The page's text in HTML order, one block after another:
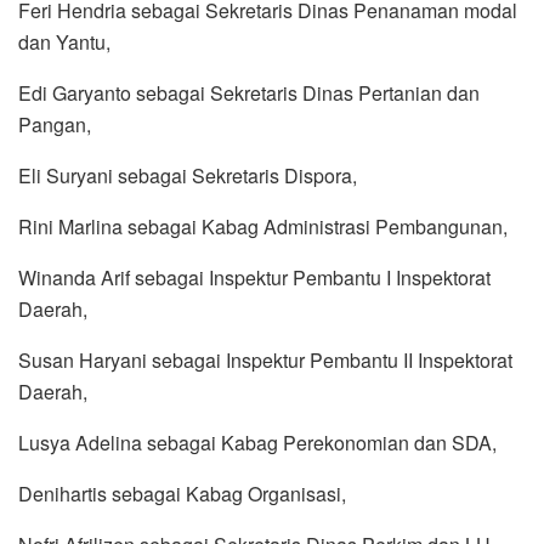
Feri Hendria sebagai Sekretaris Dinas Penanaman modal
dan Yantu,
Edi Garyanto sebagai Sekretaris Dinas Pertanian dan
Pangan,
Eli Suryani sebagai Sekretaris Dispora,
Rini Marlina sebagai Kabag Administrasi Pembangunan,
Winanda Arif sebagai Inspektur Pembantu I Inspektorat
Daerah,
Susan Haryani sebagai Inspektur Pembantu II Inspektorat
Daerah,
Lusya Adelina sebagai Kabag Perekonomian dan SDA,
Denihartis sebagai Kabag Organisasi,